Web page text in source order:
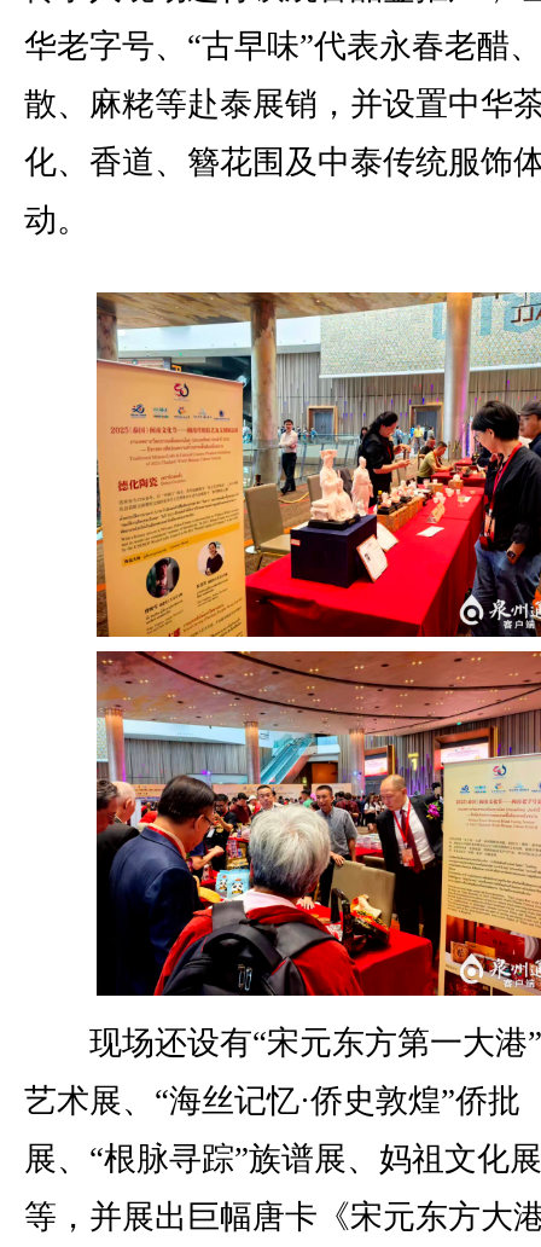
华老字号、“古早味”代表永春老醋
散、麻粩等赴泰展销，并设置中华
化、香道、簪花围及中泰传统服饰
动。
现场还设有“宋元东方第一大港
艺术展、“海丝记忆·侨史敦煌”侨批
展、“根脉寻踪”族谱展、妈祖文化
等，并展出巨幅唐卡《宋元东方大